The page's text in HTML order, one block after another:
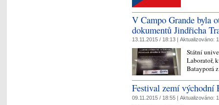
V Campo Grande byla
dokumentů Jindřicha
13.11.2015 / 18:13 | Aktualizováno:
Státní
Laboratoř,
Batayporá
Festival zemí
09.11.2015 / 18:55 | Aktualizováno: